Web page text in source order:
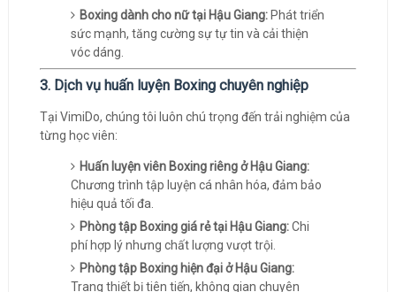
Boxing dành cho nữ tại Hậu Giang:Phát triển
sức mạnh, tăng cường sự tự tin và cải thiện
vóc dáng.
3. Dịch vụ huấn luyện Boxing chuyên nghiệp
Tại VimiDo, chúng tôi luôn chú trọng đến trải nghiệm của
từng học viên:
Huấn luyện viên Boxing riêng ở Hậu Giang:
Chương trình tập luyện cá nhân hóa, đảm bảo
hiệu quả tối đa.
Phòng tập Boxing giá rẻ tại Hậu Giang:Chi
phí hợp lý nhưng chất lượng vượt trội.
Phòng tập Boxing hiện đại ở Hậu Giang:
Trang thiết bị tiên tiến, không gian chuyên